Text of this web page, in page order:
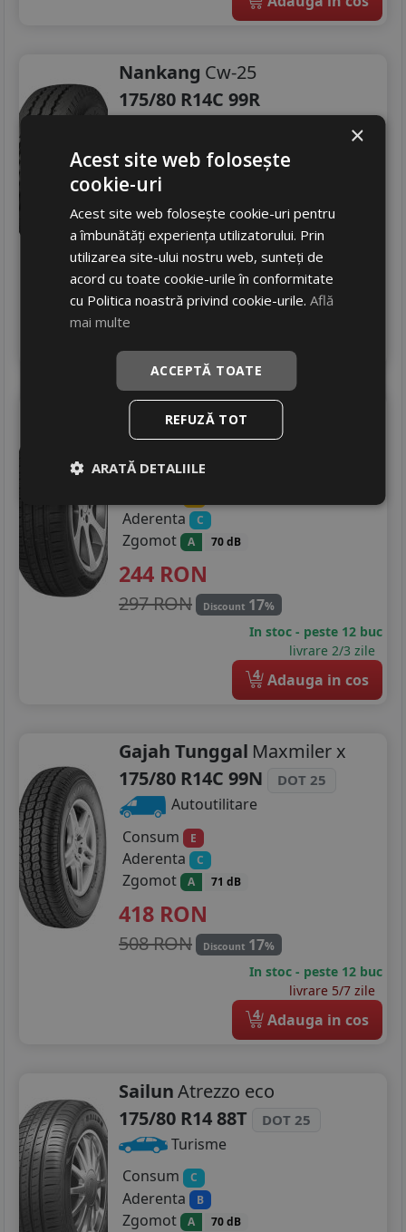
Nankang Cw-25
175/80 R14C 99R
Consum C
Aderenta
303RON
369 RON 17%
In stoc - peste 12 buc
livrare 2/3 zile
ImperialEcodriver4
175/80 R14 88T
Turisme
Aderenta C
Zgomot A 70 dB
244 RON
297 RON Discount 17%
In stoc - peste 12 buc
livrare 2/3 zile
4 Adauga in cos
Gajah Tunggal Maxmiler x
175/80 R14C 99N
DOT 25
Autoutilitare
Consum
E
Aderenta C
Zgomot A 71 dB
418 RON
508 RON Discount 17%
In stoc - peste 12 buc
livrare 5/7 zile
4 Adauga in cos
SailunAtrezzo eco
175/80 R14 88T
DOT 25
Turisme
Consum
C
Aderenta B
Zgomot A 70 dB
×
Acest site web folosește
cookie-uri
Acest site web folosește cookie-uri pentru
a îmbunătăți experiența utilizatorului. Prin
utilizarea site-ului nostru web, sunteți de
acord cu toate cookie-urile în conformitate
cu Politica noastră privind cookie-urile.Află
mai multe
ACCEPTĂ TOATE
REFUZĂ TOT
ARATĂ DETALIILE